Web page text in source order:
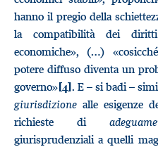
hanno il pregio della
la compatibilità dei
economiche», (…)
potere diffuso diventa un
governo»[4]. E – si badi –
giurisdizione alle esigenze
richieste di
giurisprudenziali a quelli